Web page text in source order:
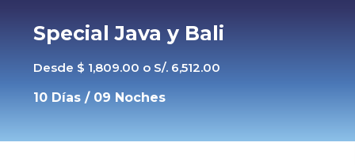
Special Java y Bali
Desde $ 1,809.00 o S/. 6,512.00
10 Días / 09 Noches